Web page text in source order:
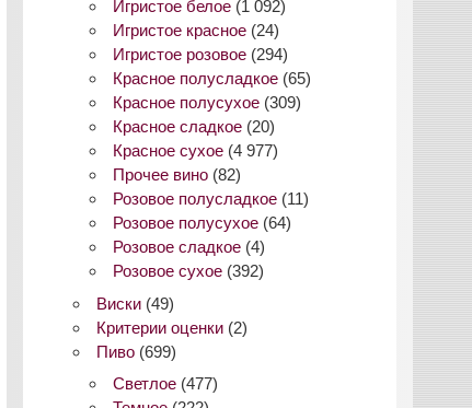
Игристое белое (1 092)
Игристое красное (24)
Игристое розовое (294)
Красное полусладкое (65)
Красное полусухое (309)
Красное сладкое (20)
Красное сухое (4 977)
Прочее вино (82)
Розовое полусладкое (11)
Розовое полусухое (64)
Розовое сладкое (4)
Розовое сухое (392)
Виски (49)
Критерии оценки (2)
Пиво (699)
Светлое (477)